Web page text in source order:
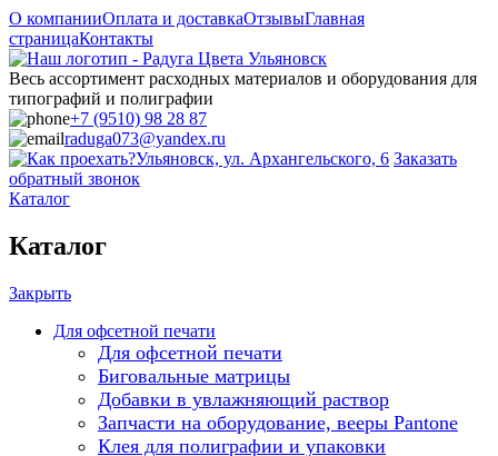
О компанииОплата и доставкаОтзывыГлавная
страницаКонтакты
Весь ассортимент расходных материалов и оборудования для
типографий и полиграфии
+7 (9510) 98 28 87
raduga073@yandex.ru
Ульяновск, ул. Архангельского, 6 Заказать
обратный звонок
Каталог
Каталог
Закрыть
Для офсетной печати
Для офсетной печати
Биговальные матрицы
Добавки в увлажняющий раствор
Запчасти на оборудование, вееры Pantone
Клея для полиграфии и упаковки